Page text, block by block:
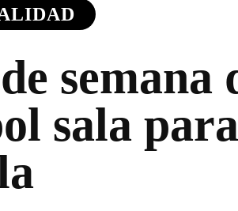
semana
sala